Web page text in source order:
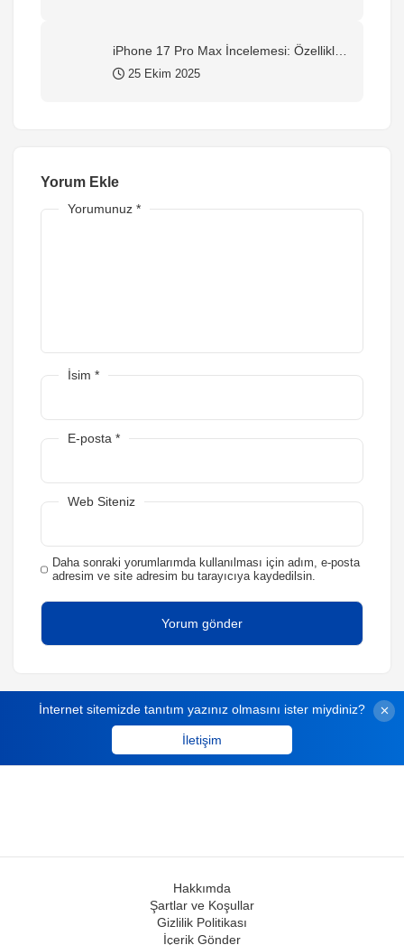
iPhone 17 Pro Max İncelemesi: Özellikler,
Yorumlar ve Alınır mı?
25 Ekim 2025
Yorum Ekle
Yorumunuz *
İsim *
E-posta *
Web Siteniz
Daha sonraki yorumlarımda kullanılması için adım, e-posta
adresim ve site adresim bu tarayıcıya kaydedilsin.
İnternet sitemizde tanıtım yazınız olmasını ister miydiniz?
İletişim
Hakkımda
Şartlar ve Koşullar
Gizlilik Politikası
İçerik Gönder